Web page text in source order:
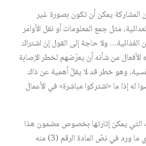
المشاركة يمكن أن تكون بصورة غير
مثل جمع المعلومات أو نقل الأوامر
الغذائية… ولا حاجة إلى القول إن اشتراك
من شأنه أن يعرّضهم لخطر الإصابة
وهو خطر قد لا يقلّ أهمية عن ذاك
له إذا ما «اشتركوا مباشرة» في الأعمال
التي يمكن إثارتها بخصوص مضمون هذا
البروتوكول الاختياري ما ورد في نصّ المادة الرقم (3) منه